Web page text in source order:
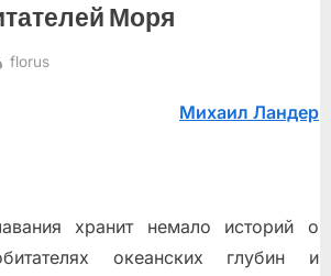
Моря
By
florus
Михаил Ландер
хранит немало историй о
океанских глубин и